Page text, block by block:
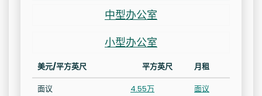
中型办公室
小型办公室
美元/平方英尺 平方英尺
月租
面议
4.55万 面议